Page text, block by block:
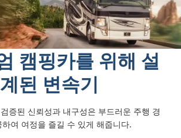
캠핑카를 위해 설
계된 변속기
증된 신뢰성과 내구성은 부드러운 주행 경
하여 여정을 즐길 수 있게 해줍니다.